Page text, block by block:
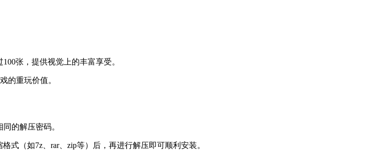
张，提供视觉上的丰富享受。
的重玩价值。
的解压密码。
式（如7z、rar、zip等）后，再进行解压即可顺利安装。